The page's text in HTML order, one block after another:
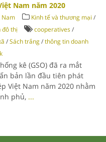
Nam năm 2020
Nam Kinh tế và thương mại /
đô thị
cooperatives/
/Sách trắng/thông tin doanh
kê (GSO) đã ra mắt
bản lần đầu tiên phát
Việt Nam năm 2020 nhằm
phủ, ...